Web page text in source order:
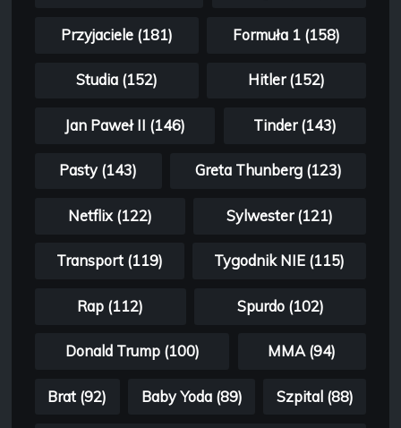
Przyjaciele (181) Formuła 1 (158)
Studia (152) Hitler (152)
Jan Paweł II (146) Tinder (143)
Pasty (143) Greta Thunberg (123)
Netflix (122) Sylwester (121)
Transport (119) Tygodnik NIE (115)
Rap (112) Spurdo (102)
Donald Trump (100) MMA (94)
Brat (92) Baby Yoda (89) Szpital (88)